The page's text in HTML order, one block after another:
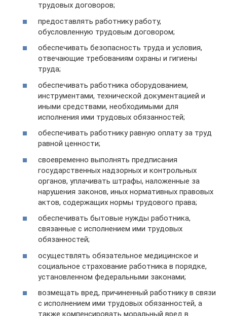
трудовых договоров;
предоставлять работнику работу,
обусловленную трудовым договором;
обеспечивать безопасность труда и условия,
отвечающие требованиям охраны и гигиены
труда;
обеспечивать работника оборудованием,
инструментами, технической документацией и
иными средствами, необходимыми для
исполнения ими трудовых обязанностей;
обеспечивать работнику равную оплату за труд
равной ценности;
своевременно выполнять предписания
государственных надзорных и контрольных
органов, уплачивать штрафы, наложенные за
нарушения законов, иных нормативных правовых
актов, содержащих нормы трудового права;
обеспечивать бытовые нужды работника,
связанные с исполнением ими трудовых
обязанностей;
осуществлять обязательное медицинское и
социальное страхование работника в порядке,
установленном федеральными законами;
возмещать вред, причиненный работнику в связи
с исполнением ими трудовых обязанностей, а
также компенсировать моральный вред в